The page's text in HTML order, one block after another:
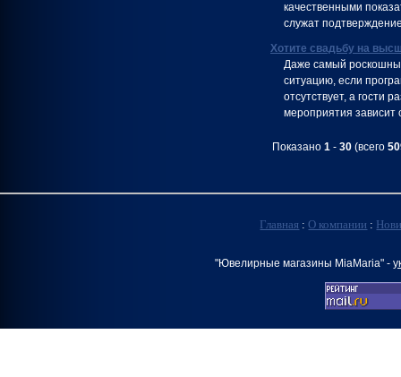
качественными
служат
Хотите свадьбу на
Даже самый
ситуацию, если
отсутствует, а гости
мероприятия зависит
Показано 1 - 30 (всего
Главная :О компании :
"Ювелирные магазины MiaMaria" -